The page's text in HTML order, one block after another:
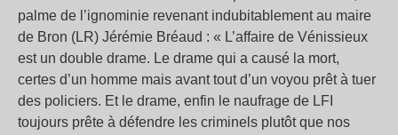
palme de l’ignominie revenant indubitablement au maire
de Bron (LR) Jérémie Bréaud : « L’affaire de Vénissieux
est un double drame. Le drame qui a causé la mort,
certes d’un homme mais avant tout d’un voyou prêt à tuer
des policiers. Et le drame, enfin le naufrage de LFI
toujours prête à défendre les criminels plutôt que nos